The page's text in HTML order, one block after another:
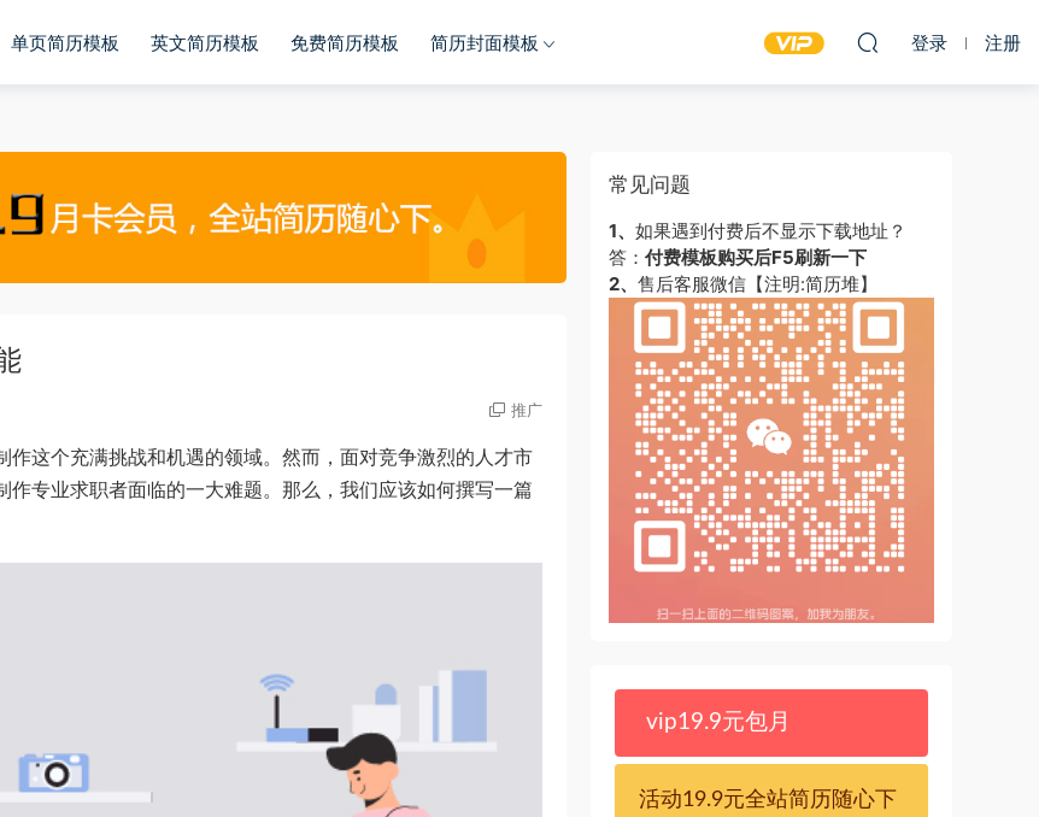
单页简历模板 英文简历模板 免费简历模板 简历封面模板 登录 注册
推广
这个充满挑战和机遇的领域。然而，面对竞争激烈的人才市
专业求职者面临的一大难题。那么，我们应该如何撰写一篇
常见问题
1、 如果遇到付费后不显示下载地址？
答： 付费模板购买后F5刷新一下
2、 售后客服微信【注明:简历堆】
vip19.9元包月
活动19.9元全站简历随心下